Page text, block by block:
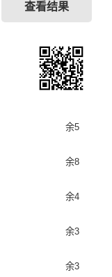
查看结果
余5
余8
余4
余3
余3